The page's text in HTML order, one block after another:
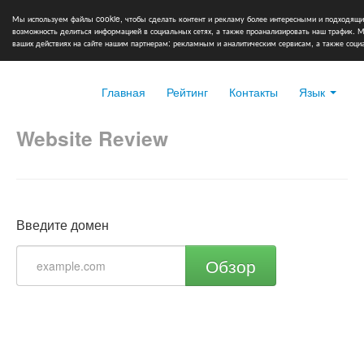
Мы используем файлы cookie, чтобы сделать контент и рекламу более интересными и
возможность делиться информацией в социальных сетях, а также проанализировать наш
ваших действиях на сайте нашим партнерам: рекламным и аналитическим сервисам, а также
Главная Рейтинг Контакты Язык
Website Review
Введите домен
Обзор